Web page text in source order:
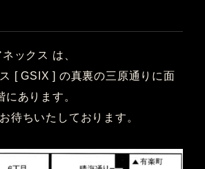
ックス は、
[ GSIX ] の真裏の三原通りに面
あります。
待ちいたしております。